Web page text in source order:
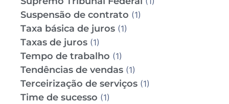
Suspensão de contrato (1)
Taxa básica de juros (1)
Taxas de juros (1)
Tempo de trabalho (1)
Tendências de vendas (1)
Terceirização de serviços (1)
Time de sucesso (1)